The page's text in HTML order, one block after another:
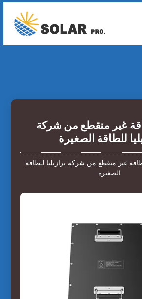
غير منقطع من شركة
للطاقة الصغيرة
غير منقطع من شركة برازيليا للطاقة
الصغيرة